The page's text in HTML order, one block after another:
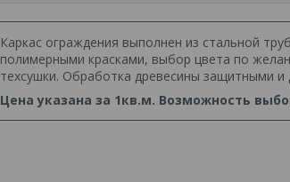
Каркас ограждения выполнен из стальной
полимерными красками, выбор цвета по
техсушки. Обработка древесины защитными
Цена указана за 1кв.м. Возможность